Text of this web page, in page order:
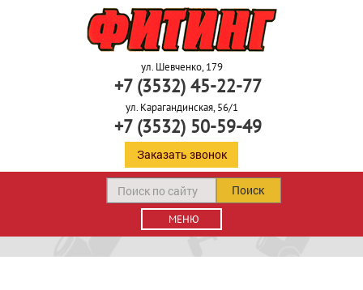
ул. Шевченко, 179
+7 (3532) 45-22-77
ул. Карагандинская, 56/1
+7 (3532) 50-59-49
Заказать звонок
МЕНЮ
Поиск